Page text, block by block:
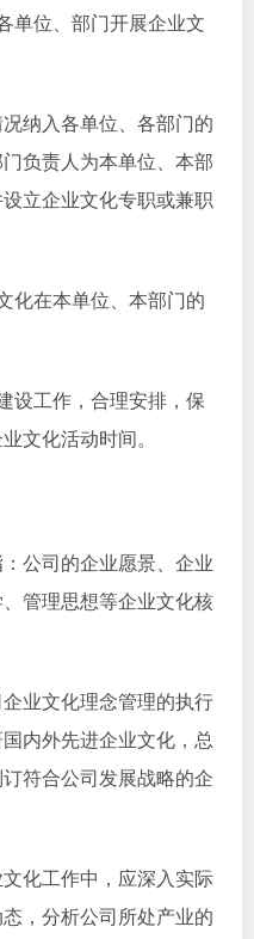
单位、部门开展企业文
纳入各单位、各部门的
负责人为本单位、本部
立企业文化专职或兼职
化在本单位、本部门的
设工作，合理安排，保
文化活动时间。
公司的企业愿景、企业
管理思想等企业文化核
业文化理念管理的执行
内外先进企业文化，总
符合公司发展战略的企
化工作中，应深入实际
，分析公司所处产业的